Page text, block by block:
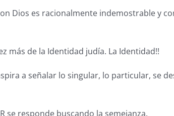
Dios es racionalmente indemostrable y
más de la Identidad judía. La Identidad!!
a señalar lo singular, lo particular, se
se responde buscando la semejanza.